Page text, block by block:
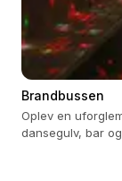
Brandbussen
Oplev en
dansegulv, bar